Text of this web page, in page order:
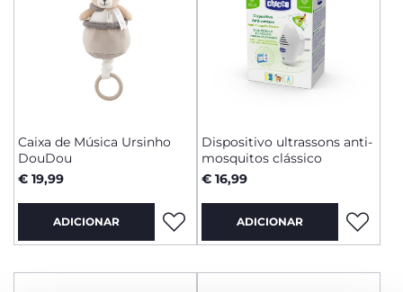
Caixa de Música Ursinho
DouDou
€ 19,99
ADICIONAR
Dispositivo ultrassons anti-
mosquitos clássico
€ 16,99
ADICIONAR